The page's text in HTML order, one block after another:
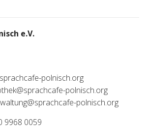
e.V.
polnisch.org
polnisch.org
polnisch.org
9968 0059